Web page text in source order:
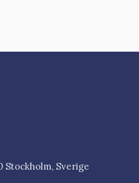
Stockholm, Sverige